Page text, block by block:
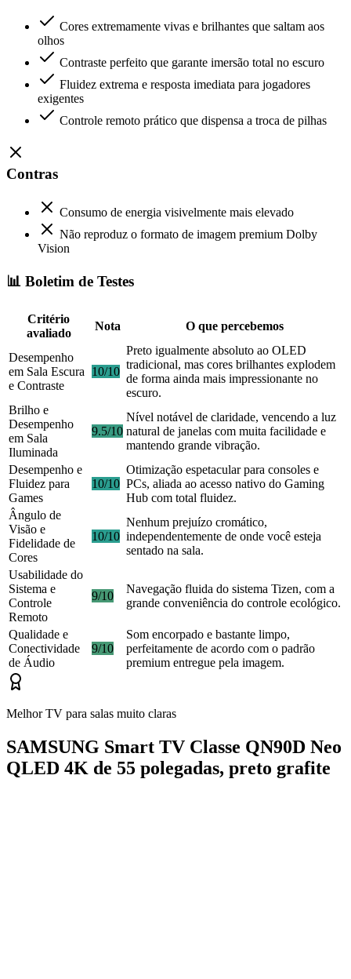
Cores extremamente vivas e brilhantes que saltam aos
olhos
Contraste perfeito que garante imersão total no escuro
Fluidez extrema e resposta imediata para jogadores
exigentes
Controle remoto prático que dispensa a troca de pilhas
Contras
Consumo de energia visivelmente mais elevado
Não reproduz o formato de imagem premium Dolby
Vision
📊 Boletim de Testes
Critério
avaliado
Nota O que percebemos
Desempenho
em Sala Escura
e Contraste
10/10
Preto igualmente absoluto ao OLED
tradicional, mas cores brilhantes explodem
de forma ainda mais impressionante no
escuro.
Brilho e
Desempenho
em Sala
Iluminada
9.5/10
Nível notável de claridade, vencendo a luz
natural de janelas com muita facilidade e
mantendo grande vibração.
Desempenho e
Fluidez para
Games
10/10
Otimização espetacular para consoles e
PCs, aliada ao acesso nativo do Gaming
Hub com total fluidez.
Ângulo de
Visão e
Fidelidade de
Cores
10/10
Nenhum prejuízo cromático,
independentemente de onde você esteja
sentado na sala.
Usabilidade do
Sistema e
Controle
Remoto
9/10
Navegação fluida do sistema Tizen, com a
grande conveniência do controle ecológico.
Qualidade e
Conectividade
de Áudio
9/10
Som encorpado e bastante limpo,
perfeitamente de acordo com o padrão
premium entregue pela imagem.
Melhor TV para salas muito claras
SAMSUNG Smart TV Classe QN90D Neo
QLED 4K de 55 polegadas, preto grafite